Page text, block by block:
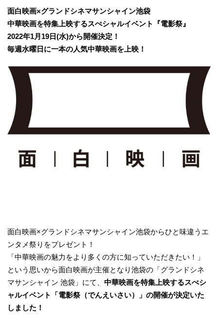
面白映画×グランドシネマサンシャイン池袋
中華映画を特集上映するスぺシャルイベント『電影祭』
2022年1月19日(水)から開催決定！
毎週水曜日に一本の人気中華映画を上映！
面白映画×グランドシネマサンシャイン池袋からひと味違うエ
ンタメ祭りをプレゼント！
「中華映画の魅力をより多くの方に知っていただきたい！」
という思いから面白映画が主催となり池袋の「グランドシネ
マサンシャイン 池袋」にて、 中華映画を特集上映するスぺシ
ャルイベント「電影祭（でんえいさい）」の開催が決定いた
しました！